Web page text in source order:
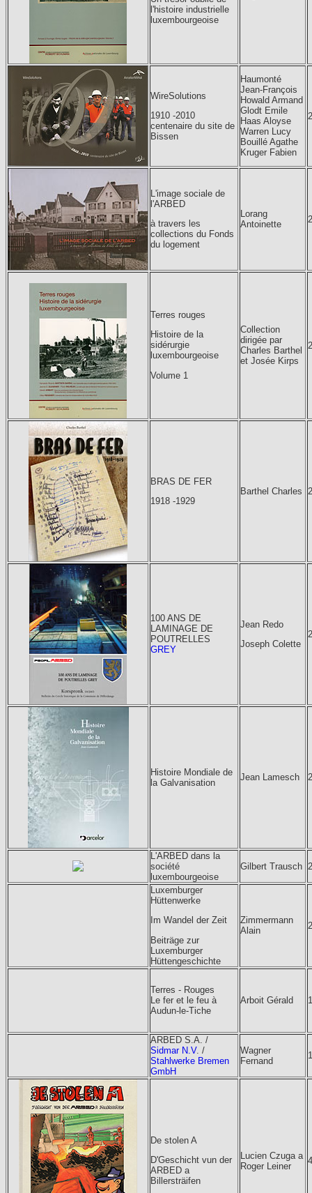
l'histoire industrielle
luxembourgeoise
WireSolutions
1910 -2010
centenaire du site de
Bissen
Haumonté
Jean-François
Howald Armand
Glodt Emile
Haas Aloyse
Warren Lucy
Bouillé Agathe
Kruger Fabien
L'image sociale de
l'ARBED
à travers les
collections du Fonds
du logement
Lorang
Antoinette
Terres rouges
Histoire de la
sidérurgie
luxembourgeoise
Volume 1
Collection
dirigée par
Charles Barthel
et Josée Kirps
BRAS DE FER
1918 -1929
Barthel Charles
100 ANS DE
LAMINAGE DE
POUTRELLES
GREY
Jean Redo
Joseph Colette
Histoire Mondiale de
la Galvanisation
Jean Lamesch
L'ARBED dans la
société
luxembourgeoise
Gilbert Trausch
Luxemburger
Hüttenwerke
Im Wandel der Zeit
Beiträge zur
Luxemburger
Hüttengeschichte
Zimmermann
Alain
Terres - Rouges
Le fer et le feu à
Audun-le-Tiche
Arboit Gérald
ARBED S.A. /
Sidmar N.V. /
Stahlwerke Bremen
GmbH
Wagner
Fernand
De stolen A
D'Geschicht vun der
ARBED a
Billersträifen
Lucien Czuga a
Roger Leiner